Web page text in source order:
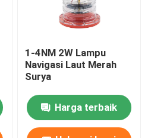
1-4NM 2W Lampu
Navigasi Laut Merah
Surya
Harga terbaik